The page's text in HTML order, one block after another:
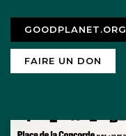
GOODPLANET.ORG
FAIRE UN DON